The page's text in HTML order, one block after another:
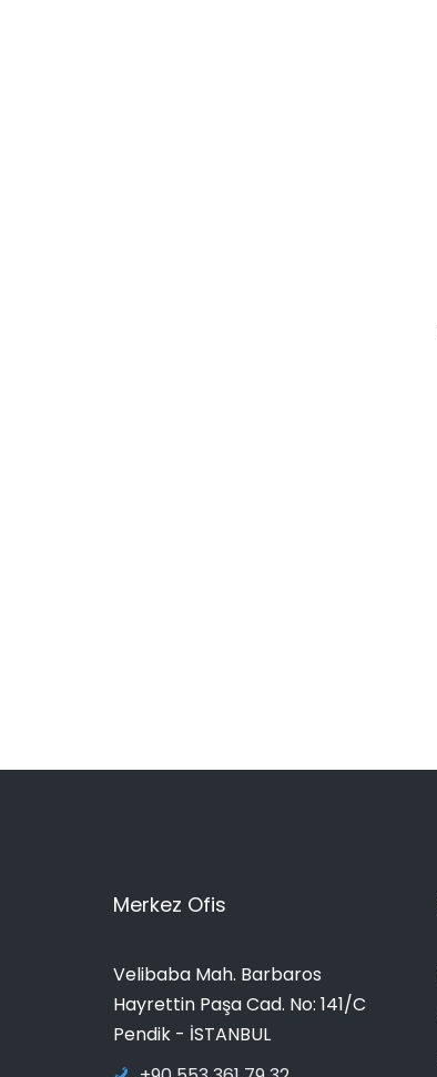
Merkez Ofis
Velibaba Mah. Barbaros
Hayrettin Paşa Cad. No: 141/C
Pendik - İSTANBUL